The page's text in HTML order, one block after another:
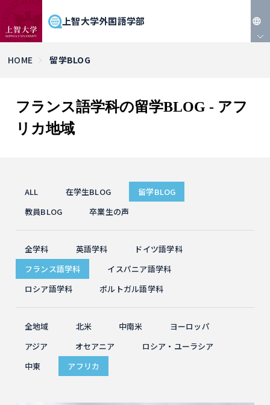
上智大学外国語学部
HOME 留学BLOG
フランス語学科の留学BLOG - アフ
リカ地域
ALL 在学生BLOG
留学BLOG
教員BLOG
卒業生の声
全学科 英語学科
ドイツ語学科
フランス語学科
イスパニア語学科
ロシア語学科
ポルトガル語学科
全地域 北米 中南米
ヨーロッパ
アジア
オセアニア
ロシア・ユーラシア
中東
アフリカ